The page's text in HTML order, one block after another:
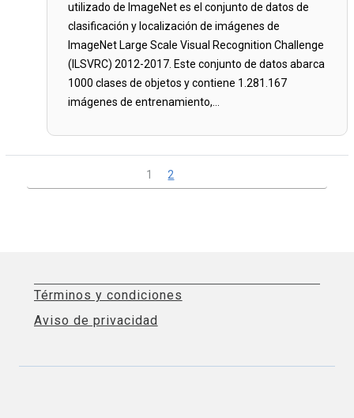
utilizado de ImageNet es el conjunto de datos de
clasificación y localización de imágenes de
ImageNet Large Scale Visual Recognition Challenge
(ILSVRC) 2012-2017. Este conjunto de datos abarca
1000 clases de objetos y contiene 1.281.167
imágenes de entrenamiento,...
1 2
Términos y condiciones
Aviso de privacidad